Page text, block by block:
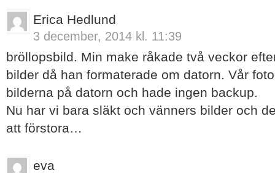
Erica Hedlund
3 december, 2014 kl. 11:39
bröllopsbild. Min make råkade två veckor
bilder då han formaterade om datorn. Vår
bilderna på datorn och hade ingen backup.
Nu har vi bara släkt och vänners bilder och
att förstora…
eva